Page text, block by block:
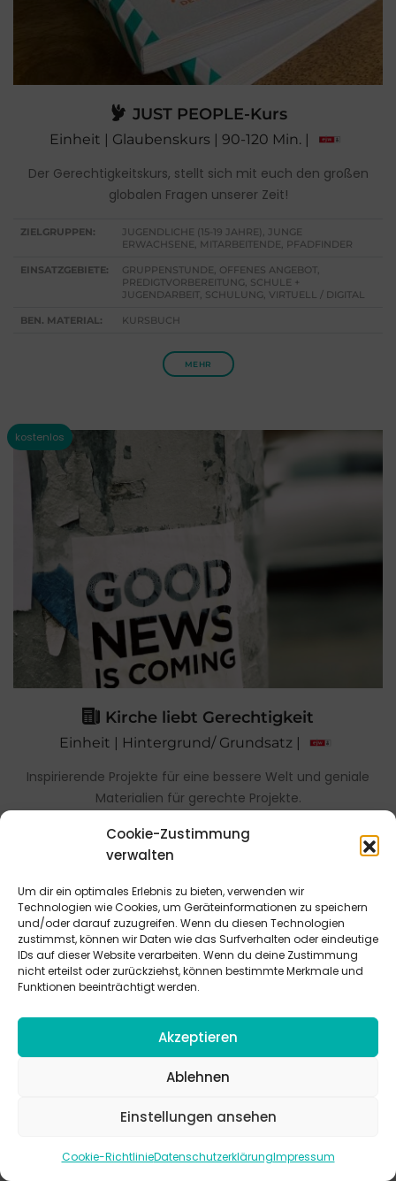
Cookie-Zustimmung
verwalten
Um dir ein optimales Erlebnis zu bieten, verwenden wir
Technologien wie Cookies, um Geräteinformationen zu speichern
und/oder darauf zuzugreifen. Wenn du diesen Technologien
zustimmst, können wir Daten wie das Surfverhalten oder eindeutige
IDs auf dieser Website verarbeiten. Wenn du deine Zustimmung
nicht erteilst oder zurückziehst, können bestimmte Merkmale und
Funktionen beeinträchtigt werden.
Akzeptieren
Ablehnen
Einstellungen ansehen
Cookie-RichtlinieDatenschutzerklärungImpressum
JUST PEOPLE-Kurs
Einheit | Glaubenskurs | 90-120 Min. |
Der Gerechtigkeitskurs, stellt sich mit euch den großen
globalen Fragen unserer Zeit!
ZIELGRUPPEN:
JUGENDLICHE (15-19 JAHRE), JUNGE
ERWACHSENE, MITARBEITENDE, PFADFINDER
EINSATZGEBIETE:
GRUPPENSTUNDE, OFFENES ANGEBOT,
PREDIGTVORBEREITUNG, SCHULE +
JUGENDARBEIT, SCHULUNG, VIRTUELL / DIGITAL
BEN. MATERIAL: KURSBUCH
MEHR
Kirche liebt Gerechtigkeit
Einheit | Hintergrund/ Grundsatz |
Inspirierende Projekte für eine bessere Welt und geniale
Materialien für gerechte Projekte.
JUGENDLICHE, JUNGE ERWACHSENE, KONFIS,
MITARBEITENDE, PFADFINDER
GRUPPENSTUNDE, OFFENES ANGEBOT, SCHULE +
JUGENDARBEIT, SCHULUNG, VIRTUELL / DIGITAL
KATEGORIE: WELTDIENST, JETZT REICHT'S!, WIR
MEHR